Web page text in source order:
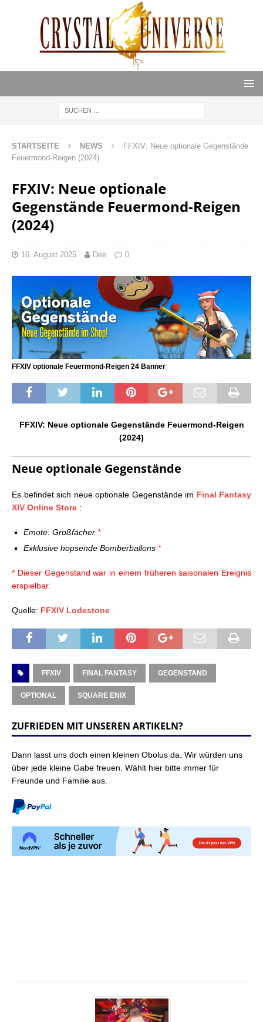
STARTSEITE NEWS
FFXIV: Neue optionale Gegenstände
Feuermond-Reigen (2024)
FFXIV: Neue optionale
Gegenstände Feuermond-Reigen
(2024)
16. August 2025 Dee 0
FFXIV optionale Feuermond-Reigen 24 Banner
FFXIV: Neue optionale Gegenstände Feuermond-Reigen
(2024)
Neue optionale Gegenstände
Es befindet sich neue optionale Gegenstände im Final Fantasy
XIV Online Store :
Emote: Großfächer *
Exklusive hopsende Bomberballons *
* Dieser Gegenstand war in einem früheren saisonalen Ereignis
erspielbar.
Quelle: FFXIV Lodestone
FFXIV FINAL FANTASY GEGENSTAND
OPTIONAL SQUARE ENIX
ZUFRIEDEN MIT UNSEREN ARTIKELN?
Dann lasst uns doch einen kleinen Obolus da. Wir würden uns
über jede kleine Gabe freuen. Wählt hier bitte immer für
Freunde und Familie aus.